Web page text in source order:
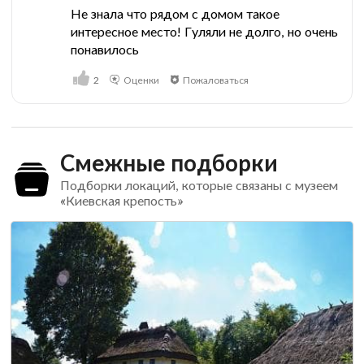
Не знала что рядом с домом такое
интересное место! Гуляли не долго, но очень
понавилось
2 Оценки Пожаловаться
Смежные подборки
Подборки локаций, которые связаны с музеем
«Киевская крепость»